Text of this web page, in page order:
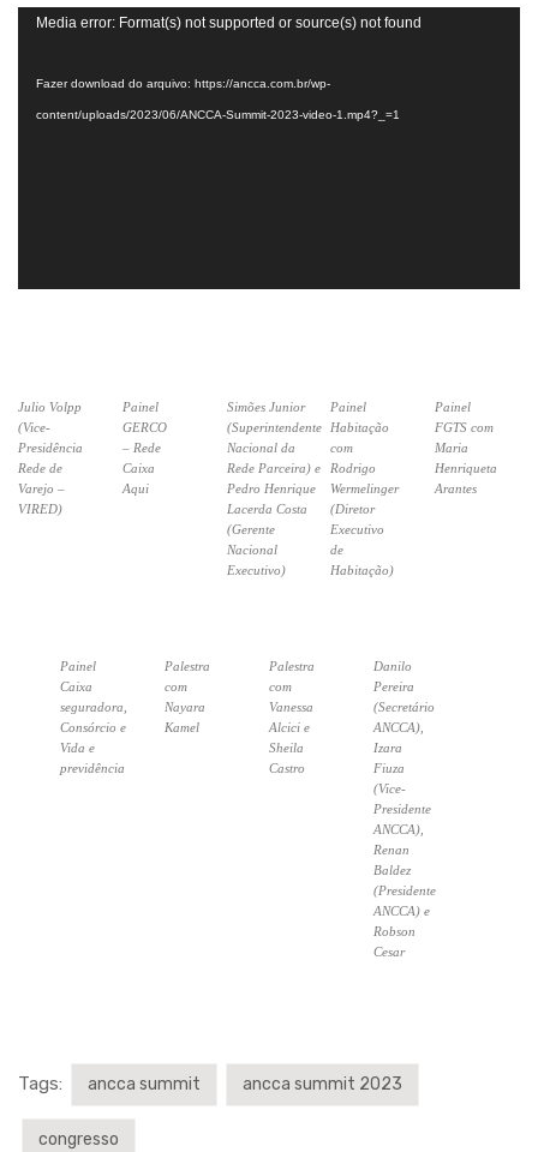
Tocador
vídeo
Media error: Format(s) not supported or source(s) not found
Fazer download do arquivo: https://ancca.com.br/wp-
content/uploads/2023/06/ANCCA-Summit-2023-video-1.mp4?_=1
Julio Volpp
(Vice-
Presidência
Rede de
Varejo –
VIRED)
Painel
GERCO
– Rede
Caixa
Aqui
Simões Junior
(Superintendente
Nacional da
Rede Parceira) e
Pedro Henrique
Lacerda Costa
(Gerente
Nacional
Executivo)
Painel
Habitação
com
Rodrigo
Wermelinger
(Diretor
Executivo
de
Habitação)
Painel
FGTS com
Maria
Henriqueta
Arantes
Painel
Caixa
seguradora,
Consórcio e
Vida e
previdência
Palestra
com
Nayara
Kamel
Palestra
com
Vanessa
Alcici e
Sheila
Castro
Danilo
Pereira
(Secretário
ANCCA),
Izara
Fiuza
(Vice-
Presidente
ANCCA),
Renan
Baldez
(Presidente
ANCCA) e
Robson
Cesar
Tags: ancca summit ancca summit 2023
congresso